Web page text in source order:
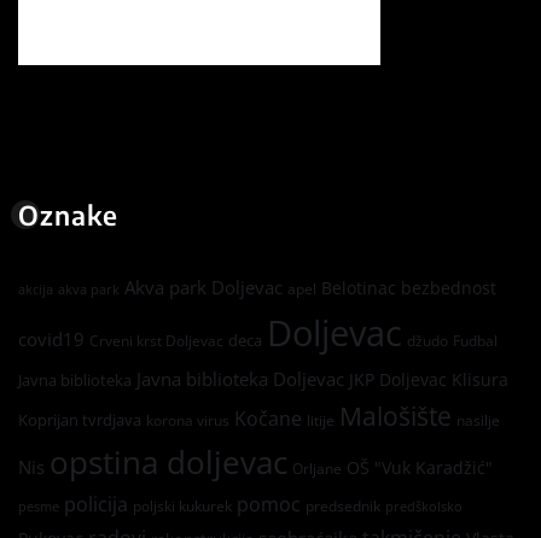
Oznake
akcija akva park Akva park Doljevac apel Belotinac bezbednost
covid19 Crveni krst Doljevac deca Doljevac džudo Fudbal
Javna biblioteka Javna biblioteka Doljevac JKP Doljevac Klisura
Koprijan tvrdjava korona virus Kočane litije Malošište nasilje
Nis opstina doljevac Orljane OŠ "Vuk Karadžić"
pesme policija poljski kukurek pomoc predsednik predškolsko